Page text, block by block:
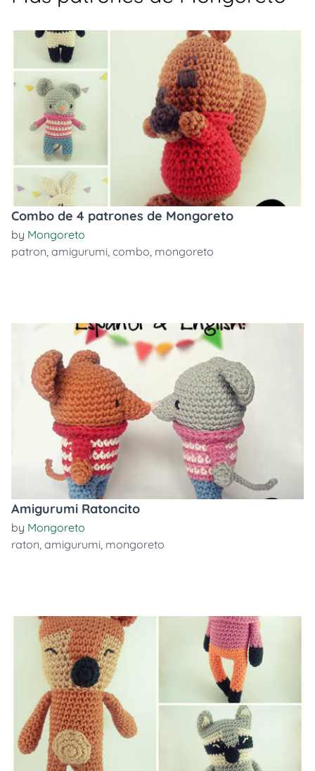
Combo de 4 patrones de Mongoreto
by Mongoreto
patron amigurumi combo mongoreto
Amigurumi Ratoncito
by Mongoreto
raton amigurumi mongoreto